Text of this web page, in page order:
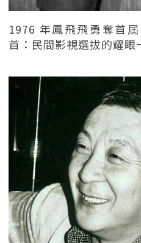
1976 年鳳飛飛勇奪首
首：民間影視選拔的耀眼